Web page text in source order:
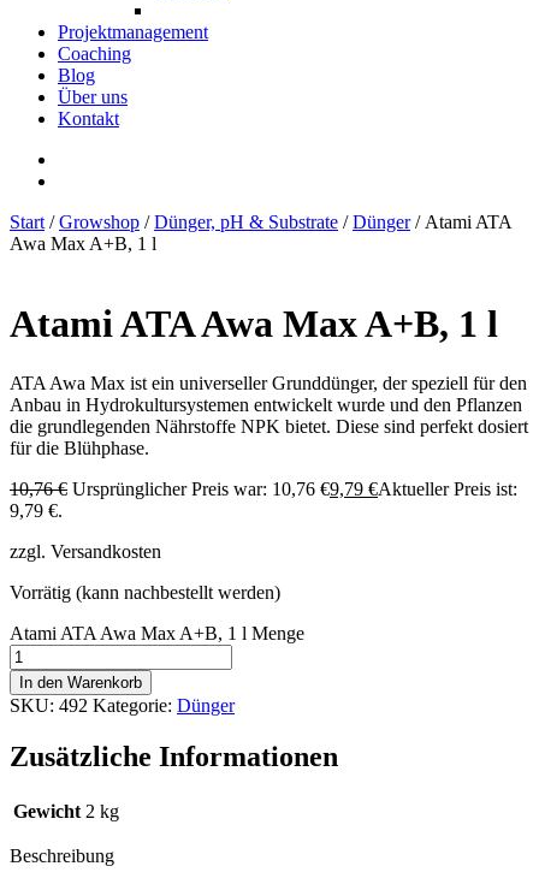
Projektmanagement
Coaching
Blog
Über uns
Kontakt
Start /Growshop /Dünger, pH & Substrate /Dünger/ Atami ATA
Awa Max A+B, 1 l
Atami ATA Awa Max A+B, 1 l
ATA Awa Max ist ein universeller Grunddünger, der speziell für den
Anbau in Hydrokultursystemen entwickelt wurde und den Pflanzen
die grundlegenden Nährstoffe NPK bietet. Diese sind perfekt dosiert
für die Blühphase.
10,76€ Ursprünglicher Preis war: 10,76 €9,79 €Aktueller Preis ist:
9,79 €.
zzgl. Versandkosten
Vorrätig (kann nachbestellt werden)
Atami ATA Awa Max A+B, 1 l Menge
In den Warenkorb
SKU: 492 Kategorie: Dünger
Zusätzliche Informationen
Gewicht 2 kg
Beschreibung